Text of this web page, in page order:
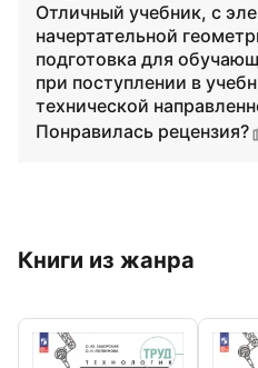
Отличный учебник, с
начертательной
подготовка для
при поступлении в
технической
Понравилась рецензия?
Книги из жанра